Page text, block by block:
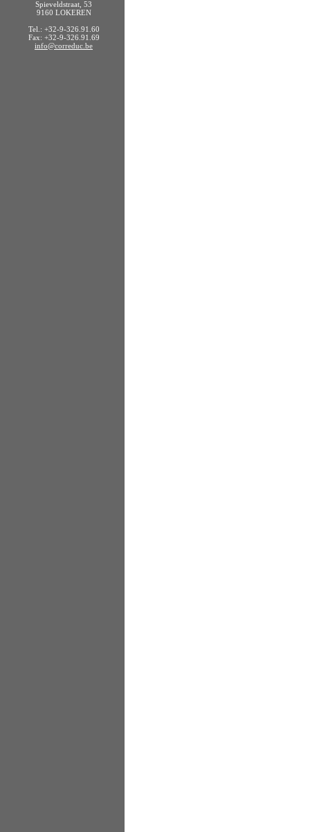
Spieveldstraat, 53
9160 LOKEREN
Tel.: +32-9-326.91.60
Fax: +32-9-326.91.69
info@correduc.be